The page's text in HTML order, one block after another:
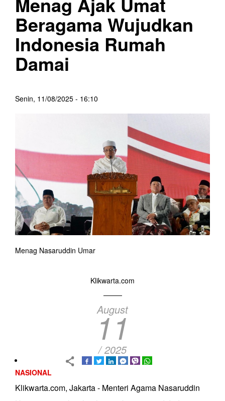
Beragama Wujudkan
Indonesia Rumah
Damai
Senin, 11/08/2025 - 16:10
Menag Nasaruddin Umar
Klikwarta.com
August
11
/ 2025
NASIONAL
Klikwarta.com, Jakarta - Menteri Agama Nasaruddin